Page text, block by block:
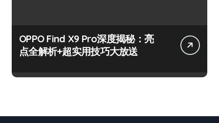
OPPO Find X9 Pro深度揭秘：亮
点全解析+超实用技巧大放送